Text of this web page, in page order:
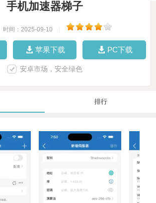
手机加速器梯子
时间：2025-09-10
苹果下载 PC下载
安卓市场，安全绿色
排行